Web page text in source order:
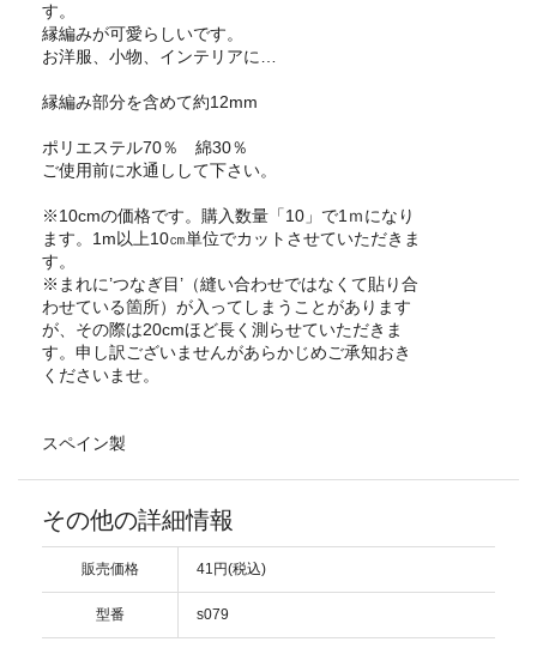
す。
縁編みが可愛らしいです。
お洋服、小物、インテリアに…
縁編み部分を含めて約12mm
ポリエステル70％ 綿30％
ご使用前に水通しして下さい。
※10cmの価格です。購入数量「10」で1ｍになり
ます。1m以上10㎝単位でカットさせていただきま
す。
※まれに’つなぎ目’（縫い合わせではなくて貼り合
わせている箇所）が入ってしまうことがあります
が、その際は20cmほど長く測らせていただきま
す。申し訳ございませんがあらかじめご承知おき
くださいませ。
スペイン製
その他の詳細情報
販売価格 41円(税込)
型番 s079